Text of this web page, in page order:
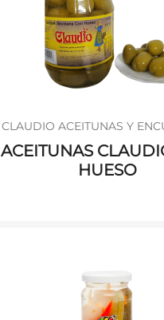
CLAUDIO ACEITUNAS Y
ACEITUNAS
HUESO